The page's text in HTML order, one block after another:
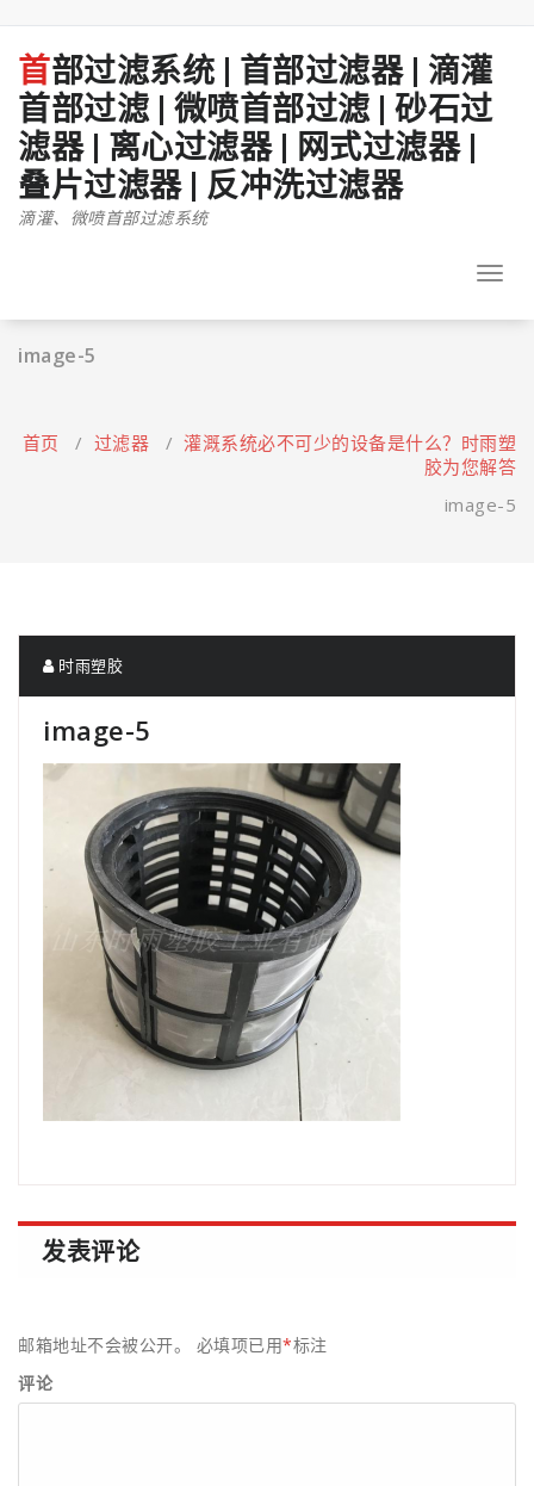
首部过滤系统 | 首部过滤器 | 滴灌
首部过滤 | 微喷首部过滤 | 砂石过
滤器 | 离心过滤器 | 网式过滤器 |
叠片过滤器 | 反冲洗过滤器
滴灌、微喷首部过滤系统
image-5
首页 / 过滤器 / 灌溉系统必不可少的设备是什么？时雨塑
胶为您解答
image-5
时雨塑胶
image-5
发表评论
邮箱地址不会被公开。 必填项已用*标注
评论